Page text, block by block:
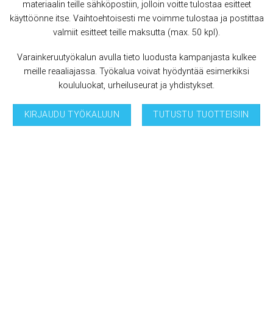
materiaalin teille sähköpostiin, jolloin voitte tulostaa esitteet
käyttöönne itse. Vaihtoehtoisesti me voimme tulostaa ja postittaa
valmiit esitteet teille maksutta (max. 50 kpl).
Varainkeruutyökalun avulla tieto luodusta kampanjasta kulkee
meille reaaliajassa. Työkalua voivat hyödyntää esimerkiksi
koululuokat, urheiluseurat ja yhdistykset.
KIRJAUDU TYÖKALUUN TUTUSTU TUOTTEISIIN